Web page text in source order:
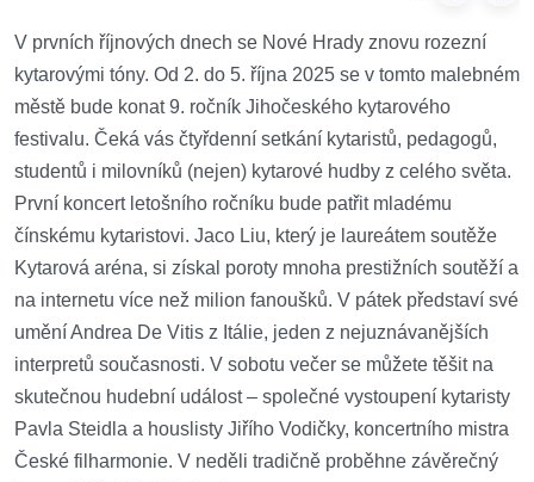
V prvních říjnových dnech se Nové Hrady znovu rozezní
kytarovými tóny. Od 2. do 5. října 2025 se v tomto malebném
městě bude konat 9. ročník Jihočeského kytarového
festivalu. Čeká vás čtyřdenní setkání kytaristů, pedagogů,
studentů i milovníků (nejen) kytarové hudby z celého světa.
První koncert letošního ročníku bude patřit mladému
čínskému kytaristovi. Jaco Liu, který je laureátem soutěže
Kytarová aréna, si získal poroty mnoha prestižních soutěží a
na internetu více než milion fanoušků. V pátek představí své
umění Andrea De Vitis z Itálie, jeden z nejuznávanějších
interpretů současnosti. V sobotu večer se můžete těšit na
skutečnou hudební událost – společné vystoupení kytaristy
Pavla Steidla a houslisty Jiřího Vodičky, koncertního mistra
České filharmonie. V neděli tradičně proběhne závěrečný